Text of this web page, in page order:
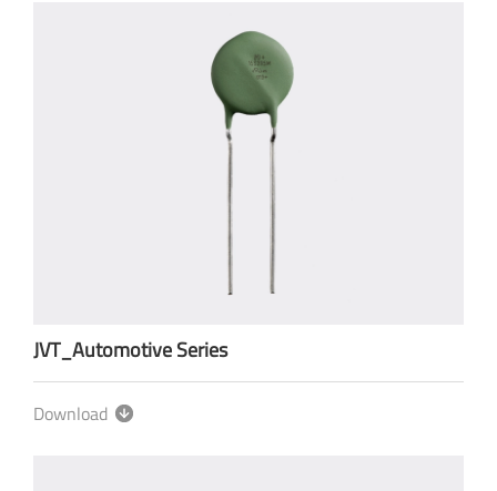
JVT_Automotive Series
Download